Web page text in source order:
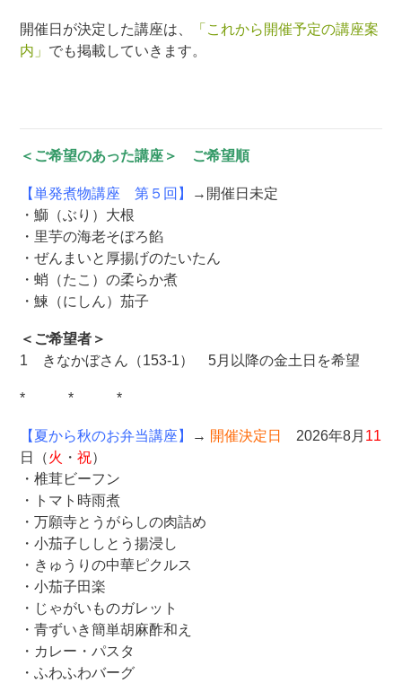
開催日が決定した講座は、
「これから開催予定の講座案
内」 でも掲載していきます。
＜ご希望のあった講座＞ ご希望順
【単発煮物講座 第５回】
→開催日未定
・鰤（ぶり）大根
・里芋の海老そぼろ餡
・ぜんまいと厚揚げのたいたん
・蛸（たこ）の柔らか煮
・鰊（にしん）茄子
＜ご希望者＞
1 きなかぼさん（153-1） 5月以降の金土日を希望
* * *
【夏から秋のお弁当講座】 → 開催決定日 2026年8月 11
日（火 ・祝）
・椎茸ビーフン
・トマト時雨煮
・万願寺とうがらしの肉詰め
・小茄子ししとう揚浸し
・きゅうりの中華ピクルス
・小茄子田楽
・じゃがいものガレット
・青ずいき簡単胡麻酢和え
・カレー・パスタ
・ふわふわバーグ